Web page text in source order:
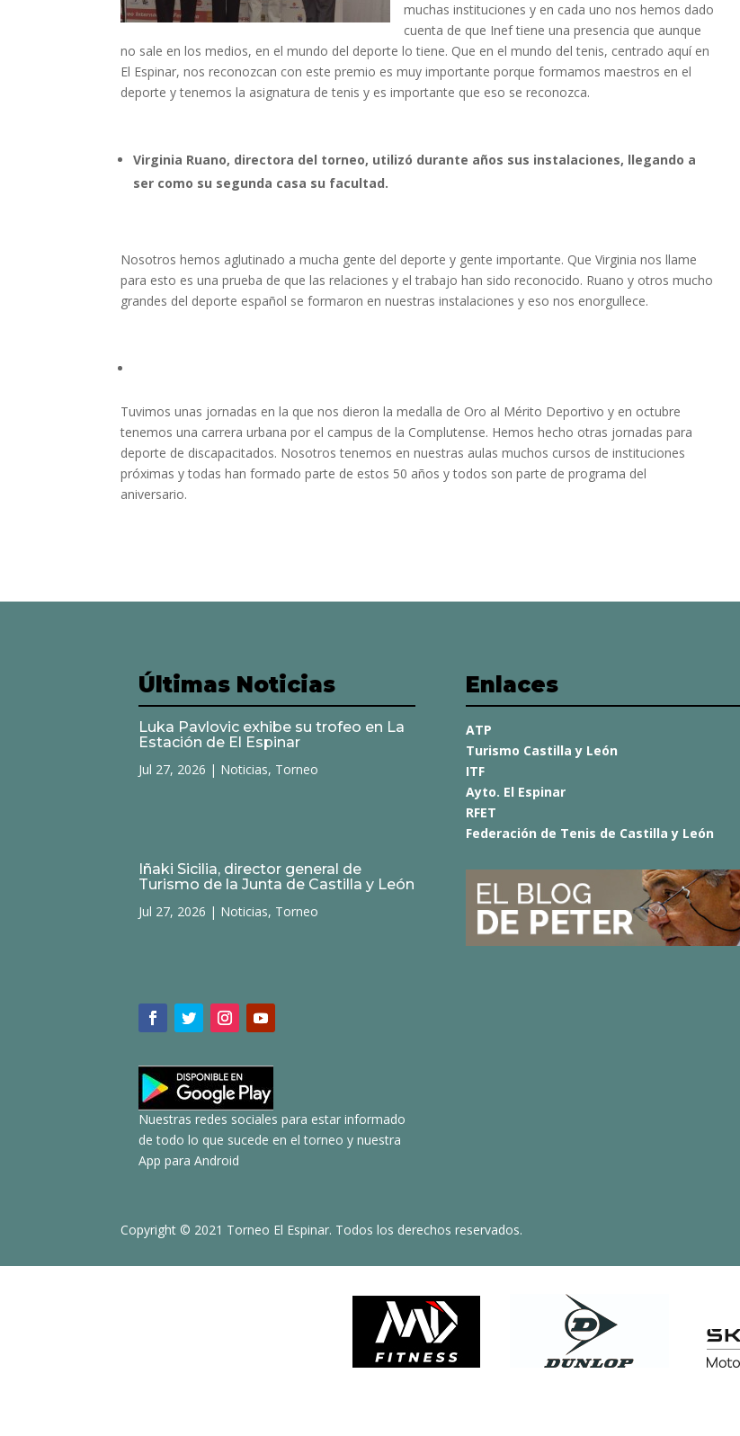
muchas instituciones y en cada uno nos hemos dado
cuenta de que Inef tiene una presencia que aunque
no sale en los medios, en el mundo del deporte lo tiene. Que en el mundo del tenis, centrado aquí en
El Espinar, nos reconozcan con este premio es muy importante porque formamos maestros en el
deporte y tenemos la asignatura de tenis y es importante que eso se reconozca.
Virginia Ruano, directora del torneo, utilizó durante años sus instalaciones, llegando a
ser como su segunda casa su facultad.
Nosotros hemos aglutinado a mucha gente del deporte y gente importante. Que Virginia nos llame
para esto es una prueba de que las relaciones y el trabajo han sido reconocido. Ruano y otros mucho
grandes del deporte español se formaron en nuestras instalaciones y eso nos enorgullece.
Tuvimos unas jornadas en la que nos dieron la medalla de Oro al Mérito Deportivo y en octubre
tenemos una carrera urbana por el campus de la Complutense. Hemos hecho otras jornadas para
deporte de discapacitados. Nosotros tenemos en nuestras aulas muchos cursos de instituciones
próximas y todas han formado parte de estos 50 años y todos son parte de programa del
aniversario.
Últimas Noticias
Luka Pavlovic exhibe su trofeo en La
Estación de El Espinar
Jul 27, 2026 | Noticias, Torneo
Iñaki Sicilia, director general de
Turismo de la Junta de Castilla y León
Jul 27, 2026 | Noticias, Torneo
Nuestras redes sociales para estar informado
de todo lo que sucede en el torneo y nuestra
App para Android
Enlaces
ATP
Turismo Castilla y León
ITF
Ayto. El Espinar
RFET
Federación de Tenis de Castilla y León
Copyright © 2021 Torneo El Espinar. Todos los derechos reservados.